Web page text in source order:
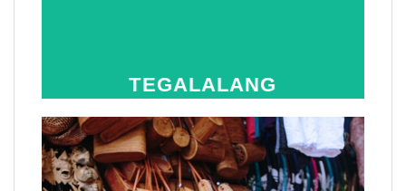
TEGALALANG